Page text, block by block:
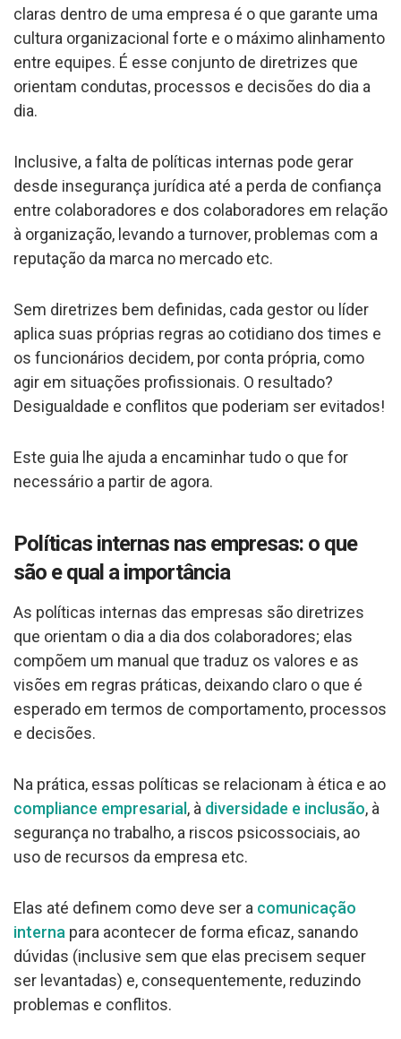
claras dentro de uma empresa é o que garante uma
cultura organizacional forte e o máximo alinhamento
entre equipes. É esse conjunto de diretrizes que
orientam condutas, processos e decisões do dia a
dia.
Inclusive, a falta de políticas internas pode gerar
desde insegurança jurídica até a perda de confiança
entre colaboradores e dos colaboradores em relação
à organização, levando a turnover, problemas com a
reputação da marca no mercado etc.
Sem diretrizes bem definidas, cada gestor ou líder
aplica suas próprias regras ao cotidiano dos times e
os funcionários decidem, por conta própria, como
agir em situações profissionais. O resultado?
Desigualdade e conflitos que poderiam ser evitados!
Este guia lhe ajuda a encaminhar tudo o que for
necessário a partir de agora.
Políticas internas nas empresas: o que
são e qual a importância
As políticas internas das empresas são diretrizes
que orientam o dia a dia dos colaboradores; elas
compõem um manual que traduz os valores e as
visões em regras práticas, deixando claro o que é
esperado em termos de comportamento, processos
e decisões.
Na prática, essas políticas se relacionam à ética e ao
compliance empresarial, à diversidade e inclusão, à
segurança no trabalho, a riscos psicossociais, ao
uso de recursos da empresa etc.
Elas até definem como deve ser a comunicação
interna para acontecer de forma eficaz, sanando
dúvidas (inclusive sem que elas precisem sequer
ser levantadas) e, consequentemente, reduzindo
problemas e conflitos.